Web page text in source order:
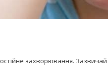
захворювання.